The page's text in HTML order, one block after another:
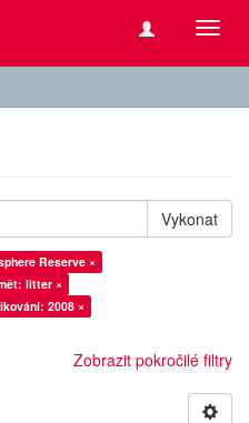
Vykonat
Reserve ×
litter ×
2008 ×
Zobrazit pokročilé filtry